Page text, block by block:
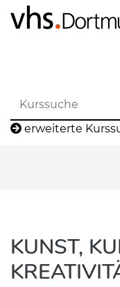
erweiterte
KUNST,